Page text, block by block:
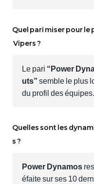
Quel pari miser pour
Vipers ?
Le pari “Power
uts” semble le plus
du profil des équipes.
Quelles sont les
s ?
Power Dynamos
éfaite sur ses 10